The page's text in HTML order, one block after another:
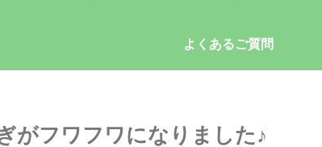
よくあるご質問
がフワフワになりました♪